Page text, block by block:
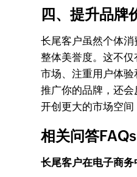
四、提升品牌
长尾客户虽然个体
整体美誉度。这不
市场、注重用户体
推广你的品牌，还
开创更大的市场空
相关问答FAQs
长尾客户在电子商务